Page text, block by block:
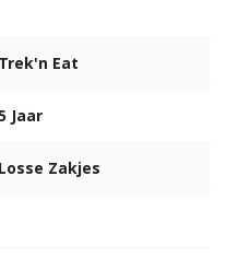
Trek'n Eat
Jaar
Losse Zakjes